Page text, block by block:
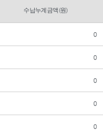
수납누계금액(원)
0
0
0
0
0